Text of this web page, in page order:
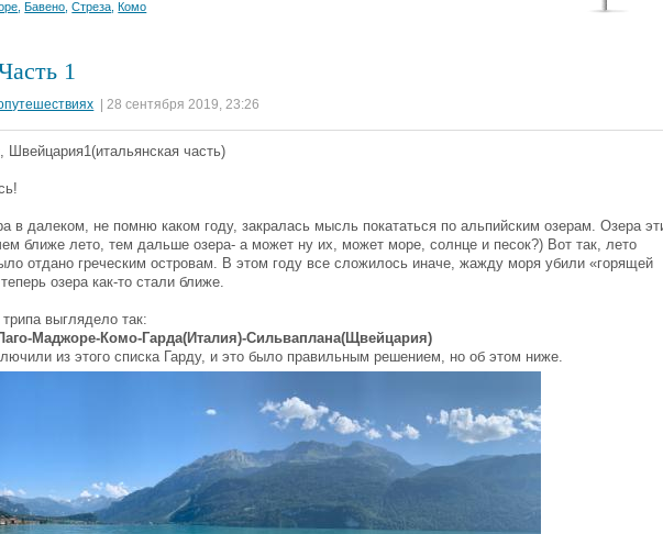
,Бавено ,Стреза ,Комо
1
| 28 сентября 2019, 23:26
часть)
в далеком, не помню каком году, закралась мысль покататься по альпийским озерам. Озера
ближе лето, тем дальше озера- а может ну их, может море, солнце и песок?) Вот так, лето
отдано греческим островам. В этом году все сложилось иначе, жажду моря убили «горящей
озера как-то стали ближе.
выглядело так:
Маджоре-Комо-Гарда(Италия)-Сильваплана(Щвейцария)
из этого списка Гарду, и это было правильным решением, но об этом ниже.